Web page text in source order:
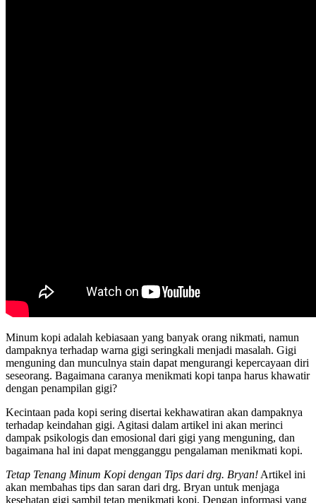
Minum kopi adalah kebiasaan yang banyak orang nikmati, namun
dampaknya terhadap warna gigi seringkali menjadi masalah. Gigi
menguning dan munculnya stain dapat mengurangi kepercayaan diri
seseorang. Bagaimana caranya menikmati kopi tanpa harus khawatir
dengan penampilan gigi?
Kecintaan pada kopi sering disertai kekhawatiran akan dampaknya
terhadap keindahan gigi. Agitasi dalam artikel ini akan merinci
dampak psikologis dan emosional dari gigi yang menguning, dan
bagaimana hal ini dapat mengganggu pengalaman menikmati kopi.
Tetap Tenang Minum Kopi dengan Tips dari drg. Bryan! Artikel ini
akan membahas tips dan saran dari drg. Bryan untuk menjaga
kesehatan gigi sambil tetap menikmati kopi. Dengan informasi yang